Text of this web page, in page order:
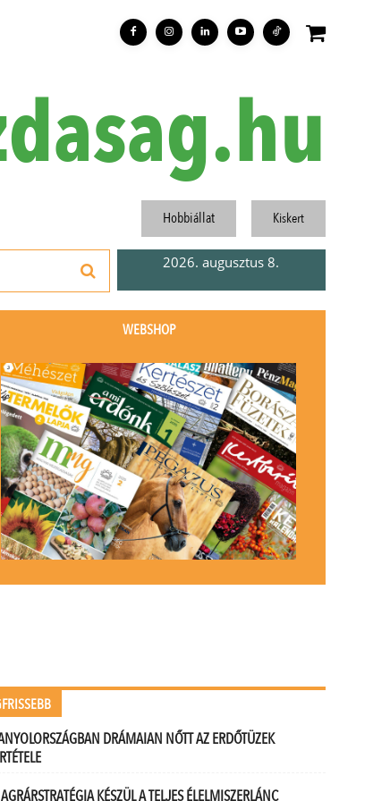
Hobbiállat Kiskert
2026. augusztus 8.
WEBSHOP
DRÁMAIAN NŐTT AZ ERDŐTÜZEK
KÉSZÜL A TELJES ÉLELMISZERLÁNC